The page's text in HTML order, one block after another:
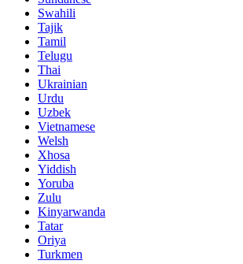
Swahili
Tajik
Tamil
Telugu
Thai
Ukrainian
Urdu
Uzbek
Vietnamese
Welsh
Xhosa
Yiddish
Yoruba
Zulu
Kinyarwanda
Tatar
Oriya
Turkmen